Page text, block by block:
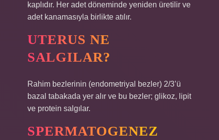
kaplıdır. Her adet döneminde yeniden üretilir ve
adet kanamasıyla birlikte atılır.
UTERUS NE
SALGILAR?
Rahim bezlerinin (endometriyal bezler) 2/3’ü
bazal tabakada yer alır ve bu bezler; glikoz, lipit
ve protein salgılar.
SPERMATOGENEZ